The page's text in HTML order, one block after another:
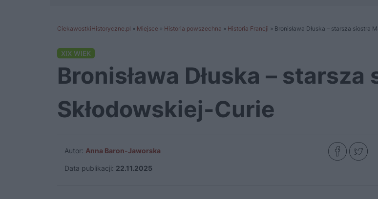
CiekawostkiHistoryczne.pl » Miejsce » Historia powszechna » Historia Francji » Bronisława Dłuska – starsza siostra
XIX WIEK
Bronisława Dłuska –
Skłodowskiej-Curie
Autor: Anna Baron-Jaworska
Data publikacji: 22.11.2025